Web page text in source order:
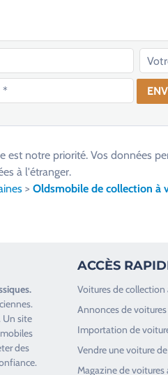
est notre priorité. Vos données
à l'étranger.
> Oldsmobile de collection à
.
.
Un site
des
ACCÈS
Voitures de collection
Annonces de
Importation de
Vendre une voiture
Magazine de voitures